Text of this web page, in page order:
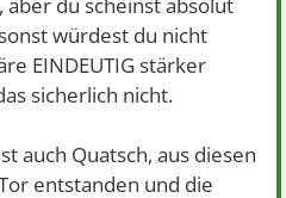
du scheinst absolut
würdest du nicht
EINDEUTIG stärker
sicherlich nicht.
auch Quatsch, aus diesen
entstanden und die